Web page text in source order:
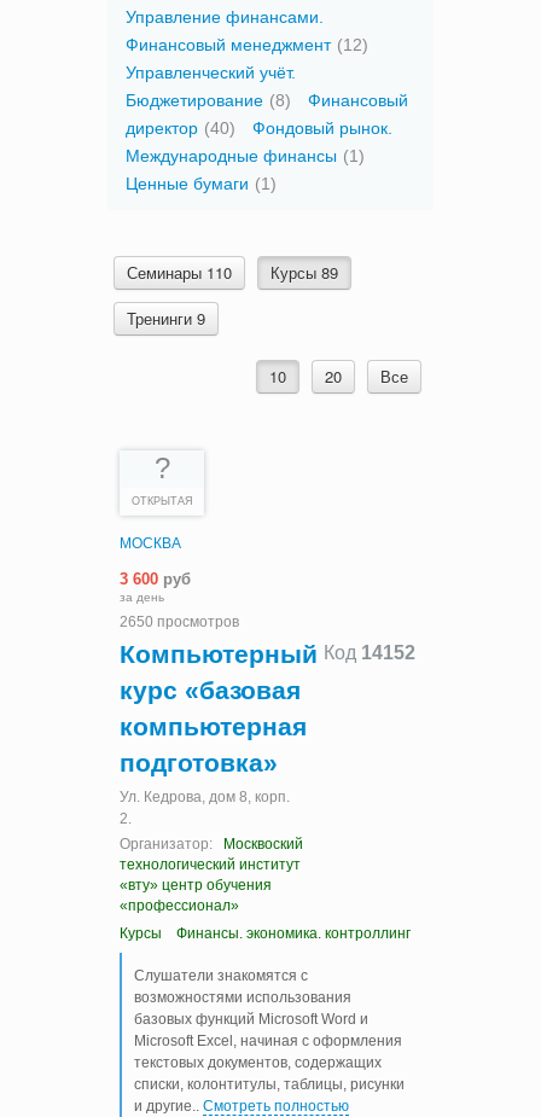
Управление финансами.
Финансовый менеджмент (12)
Управленческий учёт.
Бюджетирование (8)
Финансовый
директор (40)
Фондовый рынок.
Международные финансы (1)
Ценные бумаги (1)
Семинары 110
Курсы 89
Тренинги 9
10 20 Все
?
ОТКРЫТАЯ
МОСКВА
3 600 руб
за день
2650 просмотров
Код 14152
Компьютерный
курс «базовая
компьютерная
подготовка»
Ул. Кедрова, дом 8, корп.
2.
Организатор:
Москвоский
технологический институт
«вту» центр обучения
«профессионал»
Курсы
Финансы. экономика. контроллинг
Слушатели знакомятся с
возможностями использования
базовых функций Microsoft Word и
Microsoft Excel, начиная с оформления
текстовых документов, содержащих
списки, колонтитулы, таблицы, рисунки
и другие.. Смотреть полностью